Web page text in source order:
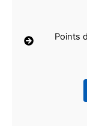
Points